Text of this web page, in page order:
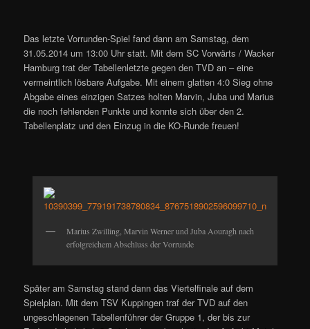
Das letzte Vorrunden-Spiel fand dann am Samstag, dem
31.05.2014 um 13:00 Uhr statt. Mit dem SC Vorwärts / Wacker
Hamburg trat der Tabellenletzte gegen den TVD an – eine
vermeintlich lösbare Aufgabe. Mit einem glatten 4:0 Sieg ohne
Abgabe eines einzigen Satzes holten Marvin, Juba und Marius
die noch fehlenden Punkte und konnte sich über den 2.
Tabellenplatz und den Einzug in die KO-Runde freuen!
Marius Zwilling, Marvin Werner und Juba Aouragh nach
erfolgreichem Abschluss der Vorrunde
Später am Samstag stand dann das Viertelfinale auf dem
Spielplan. Mit dem TSV Kup­pingen traf der TVD auf den
ungeschlagenen Tabellenführer der Gruppe 1, der bis zur